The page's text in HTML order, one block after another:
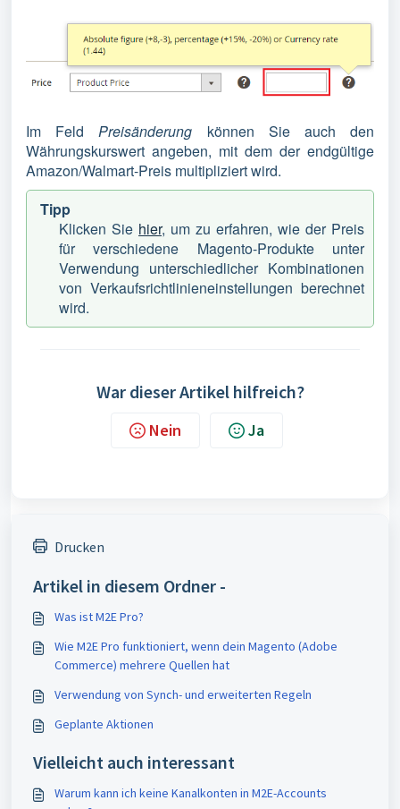
Im FeldPreisänderung können Sie auch den
Währungskurswert angeben, mit dem der endgültige
Amazon/Walmart-Preis multipliziert wird.
Tipp
Klicken Sie hier, um zu erfahren, wie der Preis
für verschiedene Magento-Produkte unter
Verwendung unterschiedlicher Kombinationen
von Verkaufsrichtlinieneinstellungen berechnet
wird.
War dieser Artikel hilfreich?
Nein Ja
Drucken
Artikel in diesem Ordner -
Was ist M2E Pro?
Wie M2E Pro funktioniert, wenn dein Magento (Adobe
Commerce) mehrere Quellen hat
Verwendung von Synch- und erweiterten Regeln
Geplante Aktionen
Vielleicht auch interessant
Warum kann ich keine Kanalkonten in M2E-Accounts